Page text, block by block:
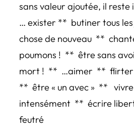
sans valeur ajoutée, il
… exister ** butiner tous les
chose de nouveau **
poumons ! ** être sans
mort ! ** …aimer ** flirter
** être « un avec » **
intensément ** écrire
feutré